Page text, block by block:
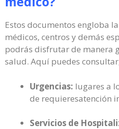
Estos documentos engloba
médicos, centros y demás
podrás disfrutar de manera
salud. Aquí puedes
Urgencias: lugares a
de requieresatención
Servicios de